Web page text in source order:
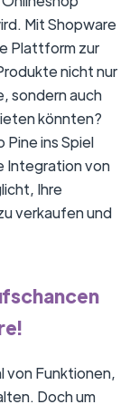
Mit Shopware
Plattform zur
nicht nur
sondern auch
könnten?
Pine ins Spiel
Integration von
Ihre
verkaufen und
von Funktionen,
Doch um